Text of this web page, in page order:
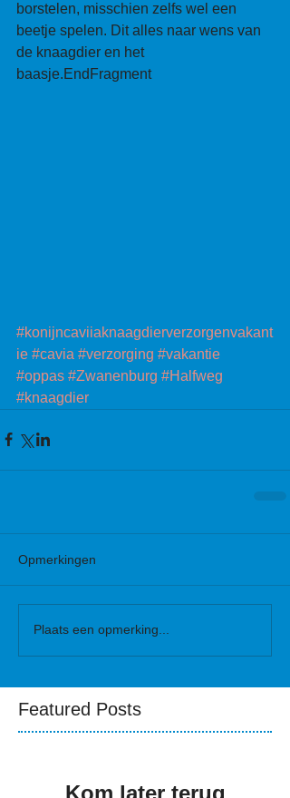
borstelen, misschien zelfs wel een
beetje spelen. Dit alles naar wens van
de knaagdier en het
baasje.EndFragment
#konijncaviiaknaagdierverzorgenvakant
ie #cavia #verzorging #vakantie
#oppas #Zwanenburg #Halfweg
#knaagdier
Opmerkingen
Plaats een opmerking...
Featured Posts
Kom later terug